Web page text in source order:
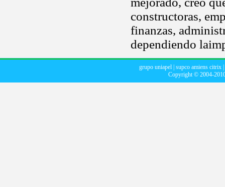
constructoras,
finanzas,
dependiendo
grupo uniapel supco amiens citrix
Copyright © 2004-